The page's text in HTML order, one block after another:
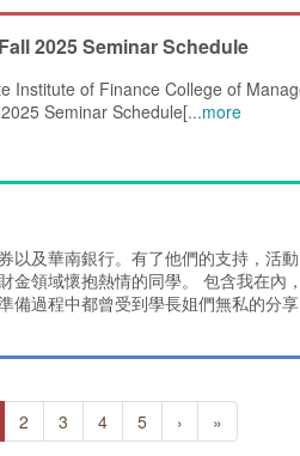
2025 Seminar Schedule
Institute of Finance College of
Seminar Schedule[...more
及華南銀行。有了他們的支持，活
領域懷抱熱情的同學。 包含我在內，
過程中都曾受到學長姐們無私的分享
2 3 4 5 › »